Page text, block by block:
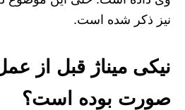
نیز ذکر شده است.
نیکی میناژ قبل از
صورت بوده است؟